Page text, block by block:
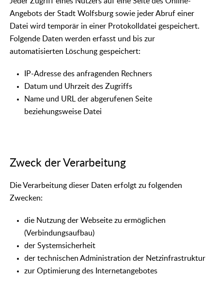
Angebots der Stadt Wolfsburg sowie jeder Abruf einer
Datei wird temporär in einer Protokolldatei gespeichert.
Folgende Daten werden erfasst und bis zur
automatisierten Löschung gespeichert:
IP-Adresse des anfragenden Rechners
Datum und Uhrzeit des Zugriffs
Name und URL der abgerufenen Seite
beziehungsweise Datei
Zweck der Verarbeitung
Die Verarbeitung dieser Daten erfolgt zu folgenden
Zwecken:
die Nutzung der Webseite zu ermöglichen
(Verbindungsaufbau)
der Systemsicherheit
der technischen Administration der Netzinfrastruktur
zur Optimierung des Internetangebotes